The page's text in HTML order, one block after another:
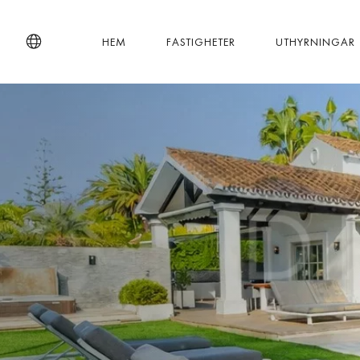
HEM FASTIGHETER UTHYRNINGAR